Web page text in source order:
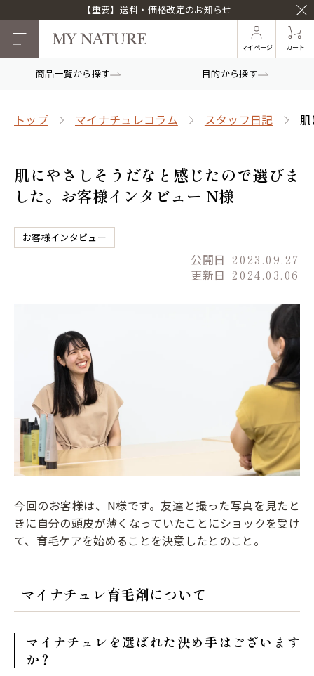
【重要】送料・価格改定のお知らせ
マイページ カート
商品一覧から探す 目的から探す
トップ マイナチュレコラム スタッフ日記
肌にやさしそうだなと感じたので選びま
した。お客様インタビュー N様
お客様インタビュー
公開日 2023.09.27
更新日 2024.03.06
今回のお客様は、N様です。友達と撮った写真を見たと
きに自分の頭皮が薄くなっていたことにショックを受け
て、育毛ケアを始めることを決意したとのこと。
マイナチュレ育毛剤について
マイナチュレを選ばれた決め手はございます
か？